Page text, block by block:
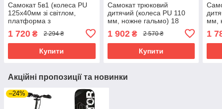
Самокат 5в1 (колеса PU
125х40мм зі світлом,
платформа з
бампер) Skyper J-25110
Бежевий
1 720 ₴ 2 294 ₴
Купити
Самокат трюковий
дитячий (колеса PU 110
мм, ножне гальмо) 18
1 902₴ 2 570 ₴
Купити
мм,
1
Акційні пропозиції та новинки
–24%